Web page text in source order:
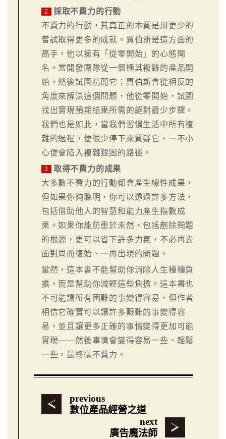
2
採取不費力的行動
不費力的行動，其真正的本質是用更少的
嘗試取得更多的成就。賈伯斯是這方面的
高手，他以擁有「從零開始」的心態聞
名。當開發團隊從一個極其複雜的產品開
始，然後試圖精簡它；賈伯斯會從相反的
角度來解決這個問題，他從零開始，試圖
找出實現預期結果所需的絕對最少步驟。
我們也是如此，當我們習慣生活中所有複
雜的過程，便很少停下來質疑它，一不小
心便會陷入複雜艱困的路徑。
3
取得不費力的成果
大多數不費力的行動都會產生線性成果，
但如果你夠聰明，你可以透過許多方法，
包括借助他人的智慧和能力產生指數成
果。如果你能防患於未然，包括剷除問題
的根源，更可以省下許多力氣，不必再去
面對周而復始、一再出現的問題。
當然，這本書不能幫助你消除人生種種負
擔，而是幫助你減輕這些負擔。這本書也
不可能讓所有困難的事變得容易，但作者
相信它確實可以讓許多艱難的事變得容
易，並且讓更多正確的事情變得更加可能
實現——然後事情會變得容易一些、輕鬆
一些，最終毫不費力。
previous
數位產品經營之道
next
廣告魔法師